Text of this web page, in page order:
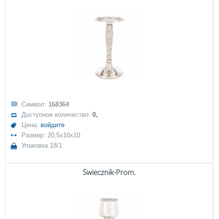
Символ: 168364
Доступное количество:0,
Цена: войдите
Размер: 20,5x10x10
Упаковка 18/1
Świecznik-Prom.